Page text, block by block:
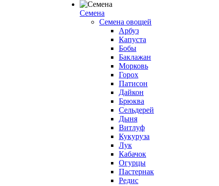
Семена
Семена овощей
Арбуз
Капуста
Бобы
Баклажан
Морковь
Горох
Патисон
Дайкон
Брюква
Сельдерей
Дыня
Витлуф
Кукуруза
Лук
Кабачок
Огурцы
Пастернак
Редис